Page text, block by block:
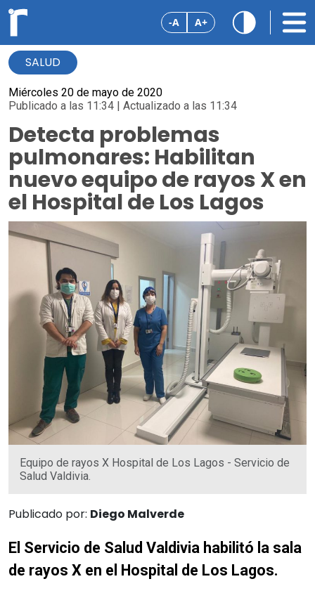
-A A+
SALUD
Miércoles 20 de mayo de 2020
Publicado a las 11:34 | Actualizado a las 11:34
Detecta problemas
pulmonares: Habilitan
nuevo equipo de rayos X en
el Hospital de Los Lagos
Equipo de rayos X Hospital de Los Lagos - Servicio de
Salud Valdivia.
Publicado por: Diego Malverde
El Servicio de Salud Valdivia habilitó la sala
de rayos X en el Hospital de Los Lagos.